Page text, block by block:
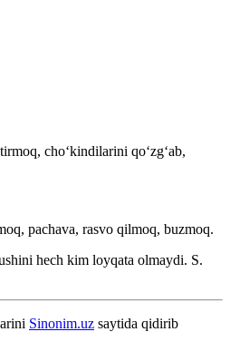
choʻkindilarini qoʻzgʻab,
pachava, rasvo qilmoq, buzmoq.
hech kim loyqata olmaydi. S.
Sinonim.uz saytida qidirib